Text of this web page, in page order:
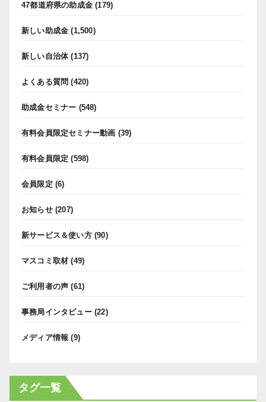
47都道府県の助成金 (179)
新しい助成金 (1,500)
新しい自治体(137)
よくある質問 (420)
助成金セミナー (548)
有料会員限定セミナー動画 (39)
有料会員限定 (598)
会員限定 (6)
お知らせ(207)
新サービス＆使い方(90)
マスコミ取材 (49)
ご利用者の声 (61)
事務局インタビュー(22)
メディア情報 (9)
タグ一覧